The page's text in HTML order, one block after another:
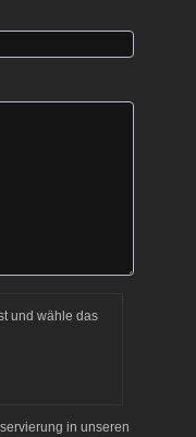
und wähle das
in unseren